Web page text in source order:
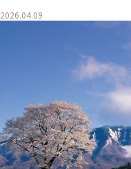
2026.04.09